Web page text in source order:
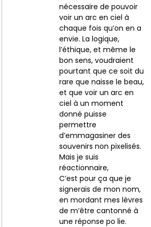
nécessaire de pouvoir
voir un arc en ciel à
chaque fois qu’on en a
envie. La logique,
l’éthique, et même le
bon sens, voudraient
pourtant que ce soit du
rare que naisse le beau,
et que voir un arc en
ciel à un moment
donné puisse
permettre
d’emmagasiner des
souvenirs non pixelisés.
Mais je suis
réactionnaire,
C’est pour ça que je
signerais de mon nom,
en mordant mes lèvres
de m’être cantonné à
une réponse po lie.